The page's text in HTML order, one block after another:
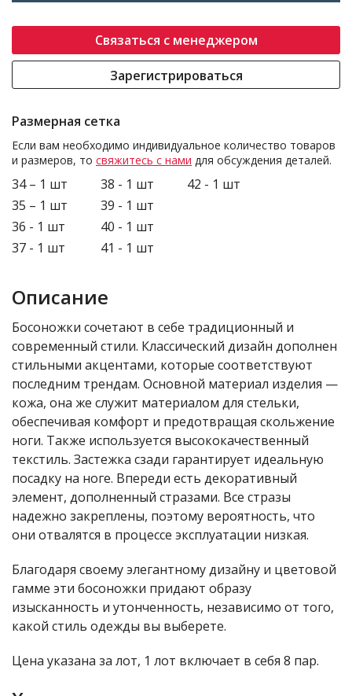
Связаться с менеджером
Зарегистрироваться
Размерная сетка
Если вам необходимо индивидуальное количество товаров
и размеров, то свяжитесь с нами для обсуждения деталей.
34 – 1 шт
35 – 1 шт
36 - 1 шт
37 - 1 шт
38 - 1 шт
39 - 1 шт
40 - 1 шт
41 - 1 шт
42 - 1 шт
Описание
Босоножки сочетают в себе традиционный и
современный стили. Классический дизайн дополнен
стильными акцентами, которые соответствуют
последним трендам. Основной материал изделия —
кожа, она же служит материалом для стельки,
обеспечивая комфорт и предотвращая скольжение
ноги. Также используется высококачественный
текстиль. Застежка сзади гарантирует идеальную
посадку на ноге. Впереди есть декоративный
элемент, дополненный стразами. Все стразы
надежно закреплены, поэтому вероятность, что
они отвалятся в процессе эксплуатации низкая.
Благодаря своему элегантному дизайну и цветовой
гамме эти босоножки придают образу
изысканность и утонченность, независимо от того,
какой стиль одежды вы выберете.
Цена указана за лот, 1 лот включает в себя 8 пар.